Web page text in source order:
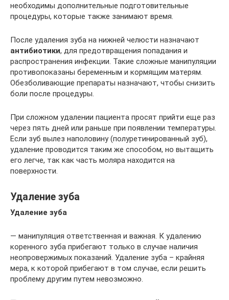
необходимы дополнительные подготовительные
процедуры, которые также занимают время.
После удаления зуба на нижней челюсти назначают
антибиотики, для предотвращения попадания и
распространения инфекции. Такие сложные манипуляции
противопоказаны беременным и кормящим матерям.
Обезболивающие препараты назначают, чтобы снизить
боли после процедуры.
При сложном удалении пациента просят прийти еще раз
через пять дней или раньше при появлении температуры.
Если зуб вылез наполовину (полуретинированный зуб),
удаление проводится таким же способом, но вытащить
его легче, так как часть моляра находится на
поверхности.
Удаление зуба
Удаление зуба
— манипуляция ответственная и важная. К удалению
коренного зуба прибегают только в случае наличия
неопровержимых показаний. Удаление зуба – крайняя
мера, к которой прибегают в том случае, если решить
проблему другим путем невозможно.